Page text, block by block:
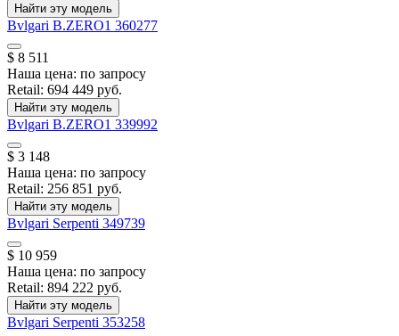
Найти эту модель
Bvlgari B.ZERO1 360277
$ 8 511
Наша цена: по запросу
Retail: 694 449 руб.
Найти эту модель
Bvlgari B.ZERO1 339992
$ 3 148
Наша цена: по запросу
Retail: 256 851 руб.
Найти эту модель
Bvlgari Serpenti 349739
$ 10 959
Наша цена: по запросу
Retail: 894 222 руб.
Найти эту модель
Bvlgari Serpenti 353258